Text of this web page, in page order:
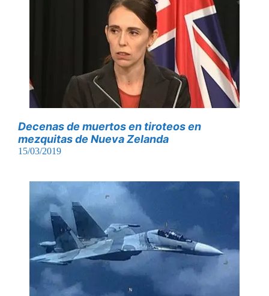
Decenas de muertos en tiroteos en
mezquitas de Nueva Zelanda
15/03/2019